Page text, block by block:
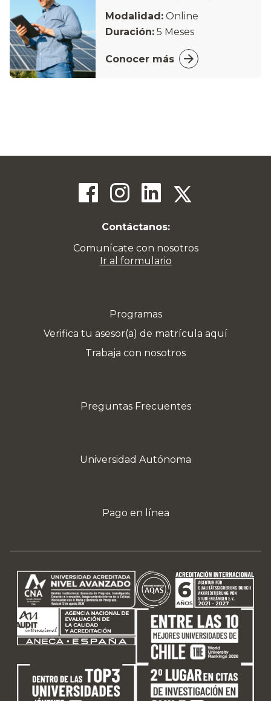
Modalidad: Online
Duración: 5 Meses
Conocer más
Contáctanos:
Comunícate con nosotros
Ir al formulario
Programas
Verifica tu asesor(a) de matrícula aquí
Trabaja con nosotros
Preguntas Frecuentes
Universidad Autónoma
Pago en línea